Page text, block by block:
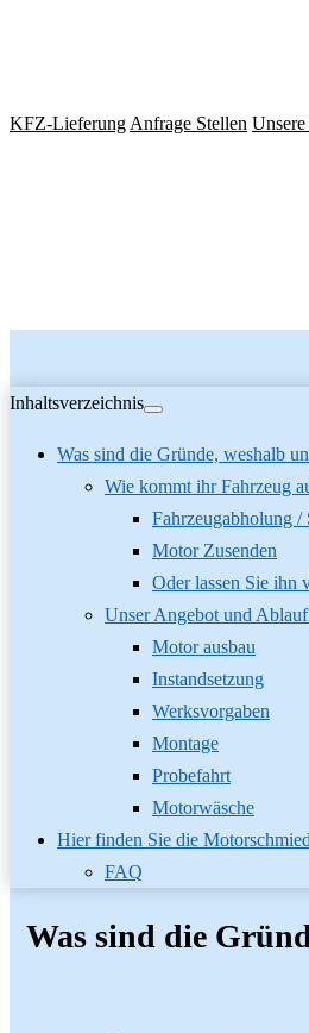
KFZ-Lieferung Anfrage Stellen
Inhaltsverzeichnis
Was sind die Gründe, weshalb
Wie kommt ihr Fahrzeug
Fahrzeugabholung /
Motor Zusenden
Oder lassen Sie ihn
Unser Angebot und
Motor ausbau
Instandsetzung
Werksvorgaben
Montage
Probefahrt
Motorwäsche
Hier finden Sie die
FAQ
Was sind die